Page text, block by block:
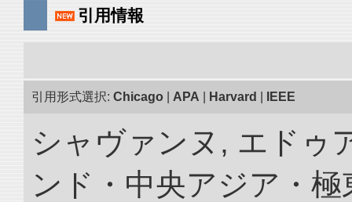
引用情報
引用形式選択: Chicago APA Harvard IEEE
シャヴァンヌ, エドゥ
ンド・中央アジア・